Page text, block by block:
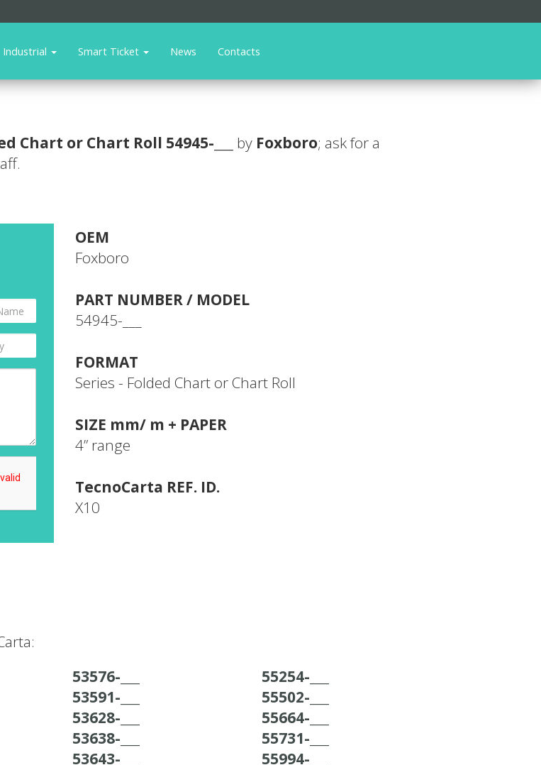
Industrial Smart Ticket News Contacts
Chart or Chart Roll 54945-___ by Foxboro; ask for a
OEM
Foxboro
PART NUMBER / MODEL
54945-___
FORMAT
Series - Folded Chart or Chart Roll
SIZE mm/ m + PAPER
4” range
TecnoCarta REF. ID.
X10
53576-___
53591-___
53628-___
53638-___
53643-___
55254-___
55502-___
55664-___
55731-___
55994-___